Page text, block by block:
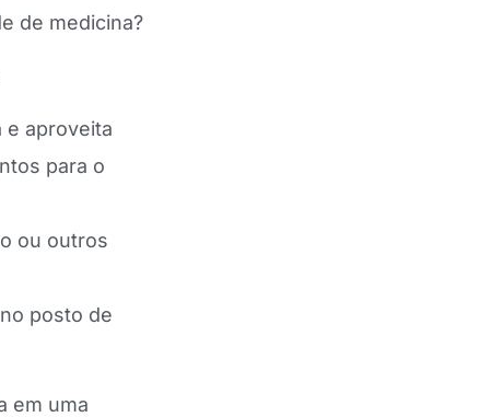
de medicina?
e aproveita
para o
ou outros
posto de
em uma